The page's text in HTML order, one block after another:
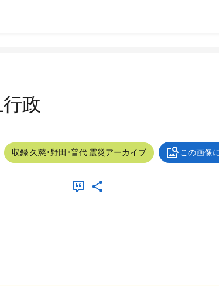
政
収録:久慈・野田・普代 震災アーカイブ この画像